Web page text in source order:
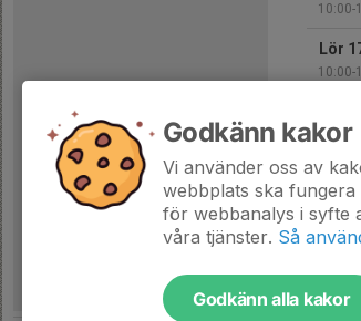
10:00-
Lör
10:00-
10:00-
Hela
Godkänn kakor
Vi använder oss av
webbplats ska
för webbanalys i syfte
våra tjänster. Så
Godkänn alla kakor